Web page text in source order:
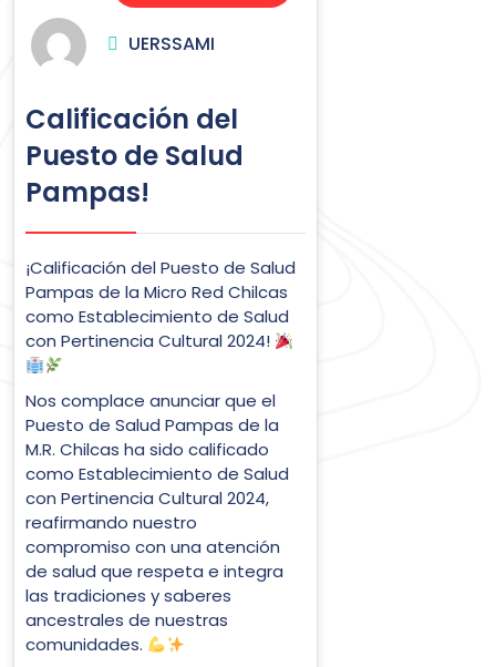
UERSSAMI
Calificación del
Puesto de Salud
Pampas!
¡Calificación del Puesto de Salud
Pampas de la Micro Red Chilcas
como Establecimiento de Salud
con Pertinencia Cultural 2024!
Nos complace anunciar que el
Puesto de Salud Pampas de la
M.R. Chilcas ha sido calificado
como Establecimiento de Salud
con Pertinencia Cultural 2024,
reafirmando nuestro
compromiso con una atención
de salud que respeta e integra
las tradiciones y saberes
ancestrales de nuestras
comunidades.